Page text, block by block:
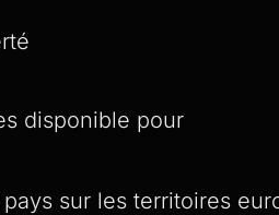
disponible pour
sur les territoires